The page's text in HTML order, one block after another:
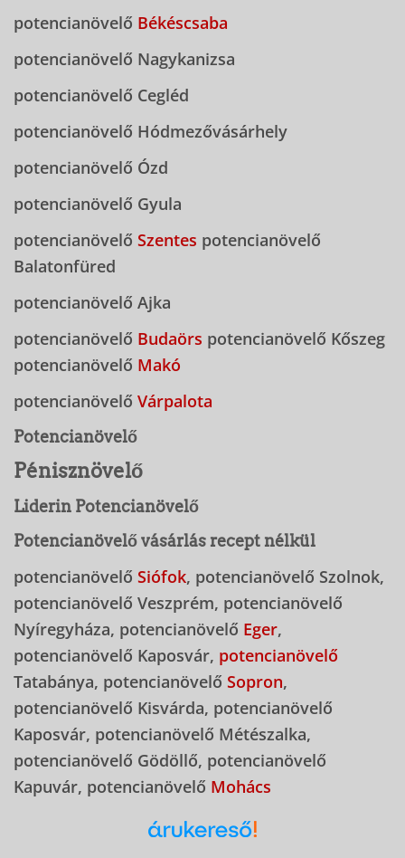
potencianövelő Békéscsaba
potencianövelő Nagykanizsa
potencianövelő Cegléd
potencianövelő Hódmezővásárhely
potencianövelő Ózd
potencianövelő Gyula
potencianövelő Szentes potencianövelő
Balatonfüred
potencianövelő Ajka
potencianövelő Budaörs potencianövelő Kőszeg
potencianövelő Makó
potencianövelő Várpalota
Potencianövelő
Pénisznövelő
Liderin Potencianövelő
Potencianövelő vásárlás recept nélkül
potencianövelő Siófok, potencianövelő Szolnok,
potencianövelő Veszprém, potencianövelő
Nyíregyháza, potencianövelő Eger,
potencianövelő Kaposvár, potencianövelő
Tatabánya, potencianövelő Sopron,
potencianövelő Kisvárda, potencianövelő
Kaposvár, potencianövelő Métészalka,
potencianövelő Gödöllő, potencianövelő
Kapuvár, potencianövelő Mohács